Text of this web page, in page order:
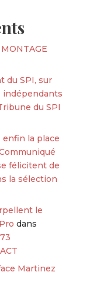
du SPI, sur
indépendants
du SPI
la place
félicitent de
la sélection
le
dans
Martinez